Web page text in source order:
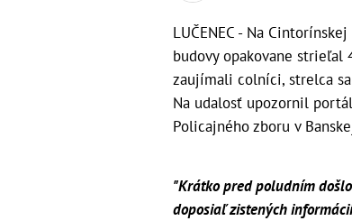
LUČENEC - Na
budovy opakovane strieľal
zaujímali colníci, strelca
Na udalosť upozornil
Policajného zboru v
"Krátko pred poludním
doposiaľ zistených